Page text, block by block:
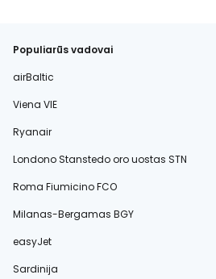
Populiarūs vadovai
airBaltic
Viena VIE
Ryanair
Londono Stanstedo oro uostas STN
Roma Fiumicino FCO
Milanas-Bergamas BGY
easyJet
Sardinija